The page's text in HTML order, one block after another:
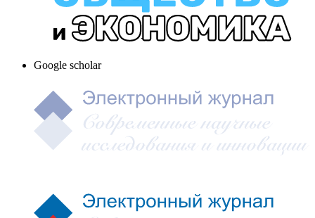
Google scholar